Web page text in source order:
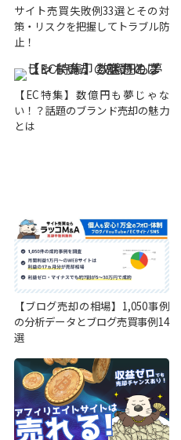
サイト売買失敗例33選とその対
策・リスクを把握してトラブル防
止！
【EC特集】数億円も夢じゃな
い！？話題のブランド売却の魅力
とは
【ブログ売却の相場】1,050事例
の分析データとブログ売買事例14
選